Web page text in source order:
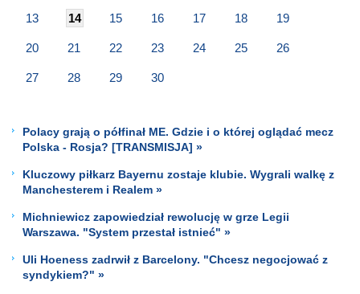
13 14 15 16 17 18 19
20 21 22 23 24 25 26
27 28 29 30
Polacy grają o półfinał ME. Gdzie i o której oglądać mecz
Polska - Rosja? [TRANSMISJA] »
Kluczowy piłkarz Bayernu zostaje klubie. Wygrali walkę z
Manchesterem i Realem »
Michniewicz zapowiedział rewolucję w grze Legii
Warszawa. "System przestał istnieć" »
Uli Hoeness zadrwił z Barcelony. "Chcesz negocjować z
syndykiem?" »